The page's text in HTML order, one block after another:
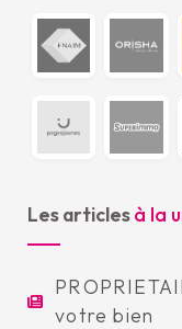
Les articlesà la
votre bien